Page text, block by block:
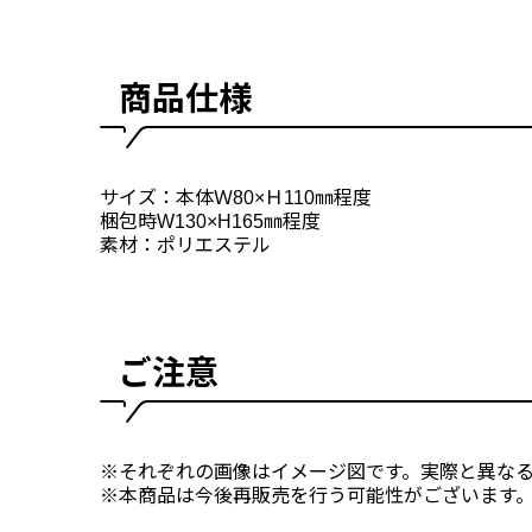
商品仕様
サイズ：本体Ｗ80×Ｈ110㎜程度
梱包時W130×H165㎜程度
素材：ポリエステル
ご注意
※それぞれの画像はイメージ図です。実際と異なる
※本商品は今後再販売を行う可能性がございます。